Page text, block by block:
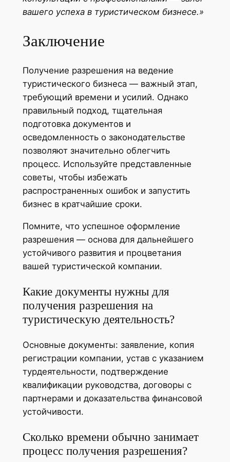
вашего успеха в туристическом бизнесе.»
Заключение
Получение разрешения на ведение
туристического бизнеса — важный этап,
требующий времени и усилий. Однако
правильный подход, тщательная
подготовка документов и
осведомленность о законодательстве
позволяют значительно облегчить
процесс. Используйте представленные
советы, чтобы избежать
распространенных ошибок и запустить
бизнес в кратчайшие сроки.
Помните, что успешное оформление
разрешения — основа для дальнейшего
устойчивого развития и процветания
вашей туристической компании.
Какие документы нужны для
получения разрешения на
туристическую деятельность?
Основные документы: заявление, копия
регистрации компании, устав с указанием
турдеятельности, подтверждение
квалификации руководства, договоры с
партнерами и доказательства финансовой
устойчивости.
Сколько времени обычно занимает
процесс получения разрешения?